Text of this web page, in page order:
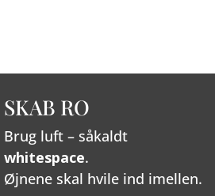
SKAB RO
Brug luft – såkaldt
whitespace.
Øjnene skal hvile ind imellen.